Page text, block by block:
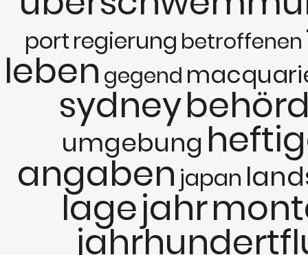
portregierung betroffenen
leben gegend
sydney
umgebung
angaben japan
lagejahr